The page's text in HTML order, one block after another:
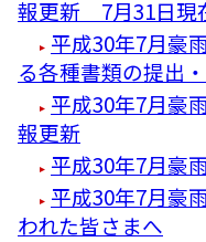
報更新 7月31日現
平成30年7月豪
る各種書類の提出
平成30年7月豪
報更新
平成30年7月豪
平成30年7月豪
われた皆さまへ